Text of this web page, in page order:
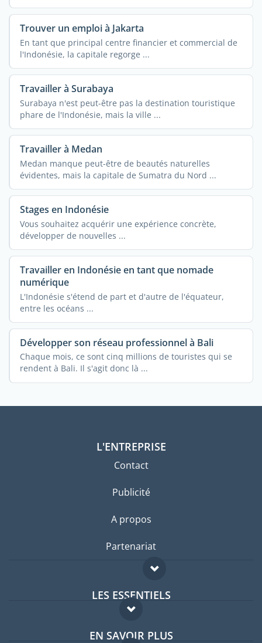
Trouver un emploi à Jakarta
En tant que principal centre financier et commercial de
l'Indonésie, la capitale regorge ...
Travailler à Surabaya
Surabaya n'est peut-être pas la destination touristique
phare de l'Indonésie, mais la ville ...
Travailler à Medan
Medan manque peut-être de beautés naturelles
évidentes, mais la capitale de Sumatra du Nord ...
Stages en Indonésie
Vous souhaitez acquérir une expérience concrète,
développer de nouvelles ...
Travailler en Indonésie en tant que nomade
numérique
L'Indonésie s'étend de part et d'autre de l'équateur,
entre les océans ...
Développer son réseau professionnel à Bali
Chaque mois, ce sont cinq millions de touristes qui se
rendent à Bali. Il s'agit donc là ...
L'ENTREPRISE
Contact
Publicité
A propos
Partenariat
LES ESSENTIELS
Forum expatriés
EN SAVOIR PLUS